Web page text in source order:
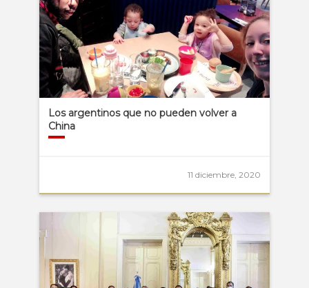
Los argentinos que no pueden volver a
China
11 diciembre, 2020